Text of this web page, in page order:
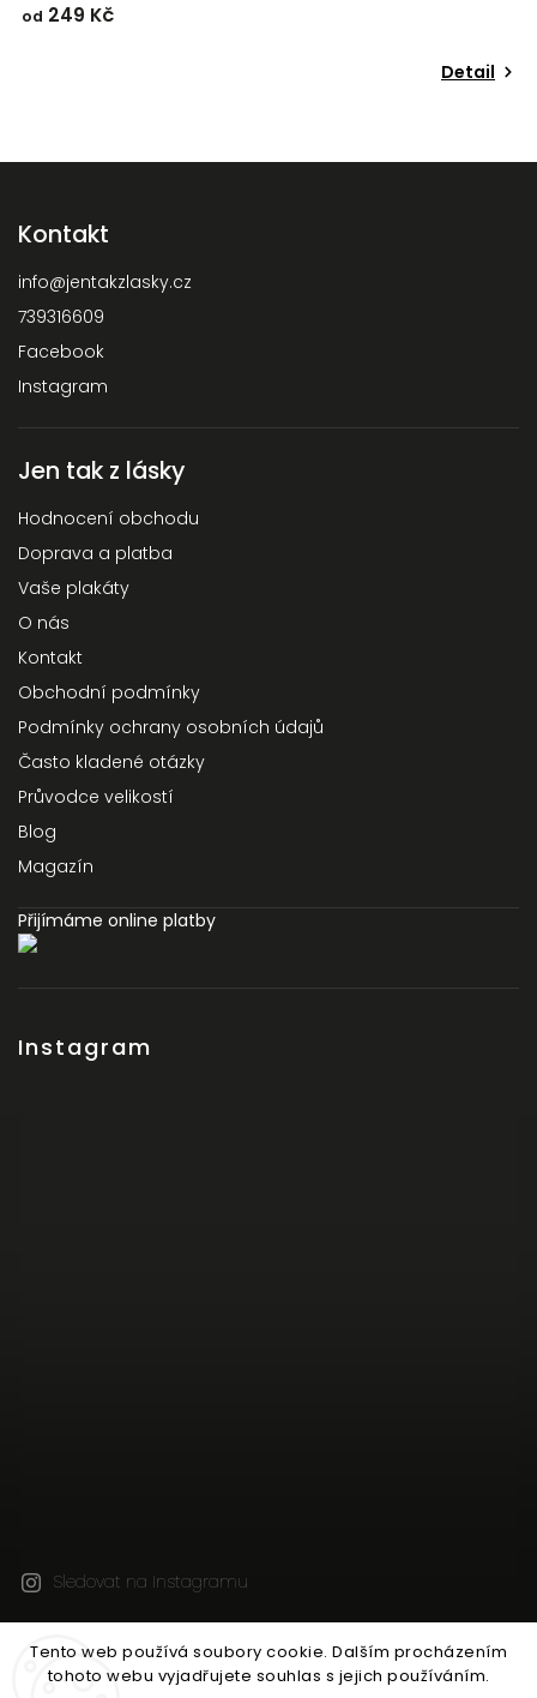
Tento web používá soubory cookie. Dalším procházením
tohoto webu vyjadřujete souhlas s jejich používáním.
od 249 Kč
Detail
Kontakt
info@jentakzlasky.cz
739316609
Facebook
Instagram
Jen tak z lásky
Hodnocení obchodu
Doprava a platba
Vaše plakáty
O nás
Kontakt
Obchodní podmínky
Podmínky ochrany osobních údajů
Často kladené otázky
Průvodce velikostí
Blog
Magazín
Přijímáme online platby
Instagram
Sledovat na Instagramu
Copyright 2026Jen tak z lásky. Všechna práva
vyhrazena.